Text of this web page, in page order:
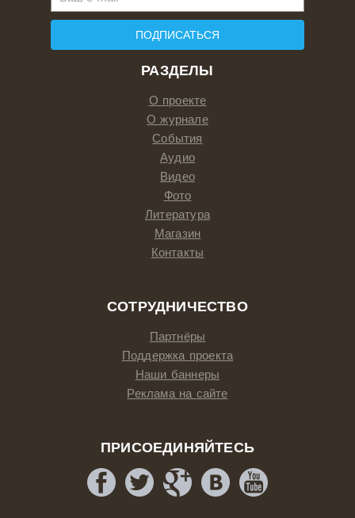
РАЗДЕЛЫ
О проекте
О журнале
События
Аудио
Видео
Фото
Литература
Магазин
Контакты
СОТРУДНИЧЕСТВО
Партнёры
Поддержка проекта
Наши баннеры
Реклама на сайте
ПРИСОЕДИНЯЙТЕСЬ
ПОДПИСАТЬСЯ